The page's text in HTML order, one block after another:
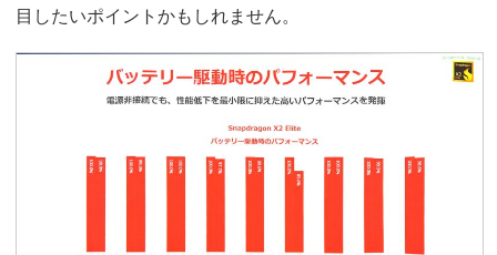
目したいポイントかもしれません。